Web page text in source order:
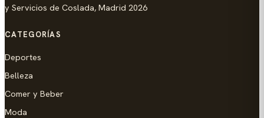
y Servicios de Coslada, Madrid 2026
CATEGORÍAS
Deportes
Belleza
Comer y Beber
Moda